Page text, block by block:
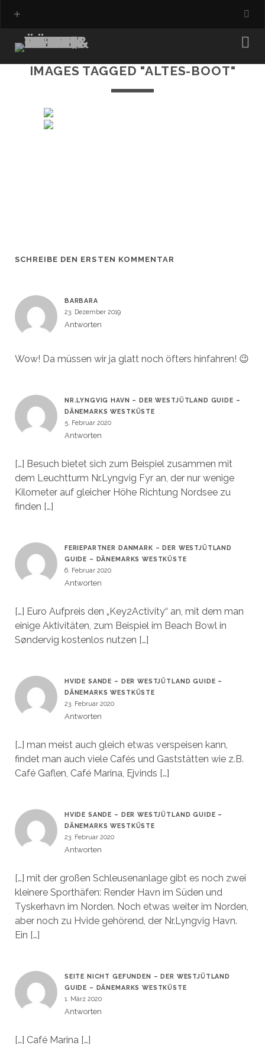
IMAGES TAGGED "ALTES-BOOT"
SCHREIBE DEN ERSTEN KOMMENTAR
BARBARA
23. Dezember 2019
Antworten
Wow! Da müssen wir ja glatt noch öfters hinfahren! 😉
NR.LYNGVIG HAVN – DER WESTJÜTLAND GUIDE –
DÄNEMARKS WESTKÜSTE
5. Februar 2020
Antworten
[…] Besuch bietet sich zum Beispiel zusammen mit
dem Leuchtturm Nr.Lyngvig Fyr an, der nur wenige
Kilometer auf gleicher Höhe Richtung Nordsee zu
finden […]
FERIEPARTNER DANMARK – DER WESTJÜTLAND
GUIDE – DÄNEMARKS WESTKÜSTE
6. Februar 2020
Antworten
[…] Euro Aufpreis den „Key2Activity“ an, mit dem man
einige Aktivitäten, zum Beispiel im Beach Bowl in
Søndervig kostenlos nutzen […]
HVIDE SANDE – DER WESTJÜTLAND GUIDE –
DÄNEMARKS WESTKÜSTE
23. Februar 2020
Antworten
[…] man meist auch gleich etwas verspeisen kann,
findet man auch viele Cafés und Gaststätten wie z.B.
Café Gaflen, Café Marina, Ejvinds […]
HVIDE SANDE – DER WESTJÜTLAND GUIDE –
DÄNEMARKS WESTKÜSTE
23. Februar 2020
Antworten
[…] mit der großen Schleusenanlage gibt es noch zwei
kleinere Sporthäfen: Render Havn im Süden und
Tyskerhavn im Norden. Noch etwas weiter im Norden,
aber noch zu Hvide gehörend, der Nr.Lyngvig Havn.
Ein […]
SEITE NICHT GEFUNDEN – DER WESTJÜTLAND
GUIDE – DÄNEMARKS WESTKÜSTE
1. März 2020
Antworten
[…] Café Marina […]